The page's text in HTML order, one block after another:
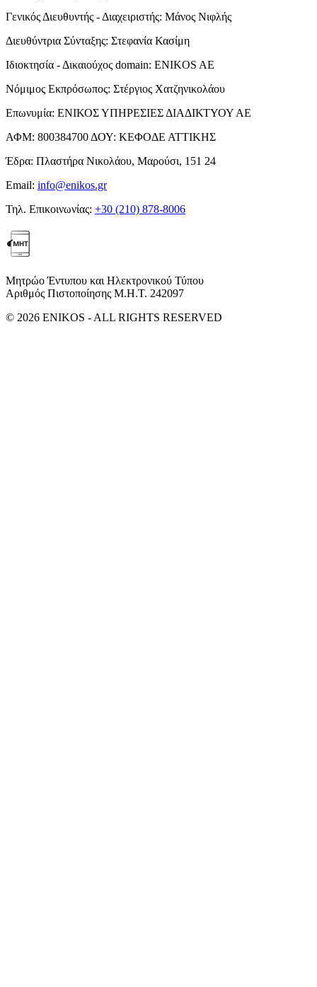
Γενικός Διευθυντής - Διαχειριστής: Μάνος Νιφλής
Διευθύντρια Σύνταξης: Στεφανία Κασίμη
Ιδιοκτησία - Δικαιούχος domain: ENIKOS AE
Νόμιμος Εκπρόσωπος: Στέργιος Χατζηνικολάου
Επωνυμία: ΕΝΙΚΟΣ ΥΠΗΡΕΣΙΕΣ ΔΙΑΔΙΚΤΥΟΥ ΑΕ
ΑΦΜ: 800384700 ΔΟΥ: ΚΕΦΟΔΕ ΑΤΤΙΚΗΣ
Έδρα: Πλαστήρα Νικολάου, Μαρούσι, 151 24
Email: info@enikos.gr
Τηλ. Επικοινωνίας: +30 (210) 878-8006
Μητρώο Έντυπου και Ηλεκτρονικού Τύπου
Αριθμός Πιστοποίησης Μ.Η.Τ. 242097
© 2026 ENIKOS - ALL RIGHTS RESERVED